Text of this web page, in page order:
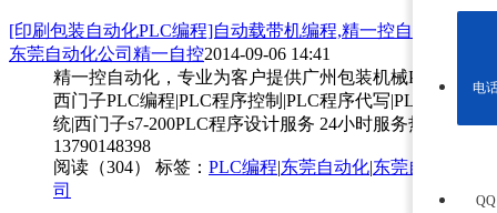
[印刷包装自动化PLC编程]自动载带机编程,精一控自动化公司,
东莞自动化公司精一自控2014-09-06 14:41
精一控自动化，专业为客户提供广州包装机械PLC编程|
西门子PLC编程|PLC程序控制|PLC程序代写|PLC控制系
统|西门子s7-200PLC程序设计服务 24小时服务热线
13790148398
阅读（304） 标签： PLC编程|东莞自动化|东莞自动化公
司
电